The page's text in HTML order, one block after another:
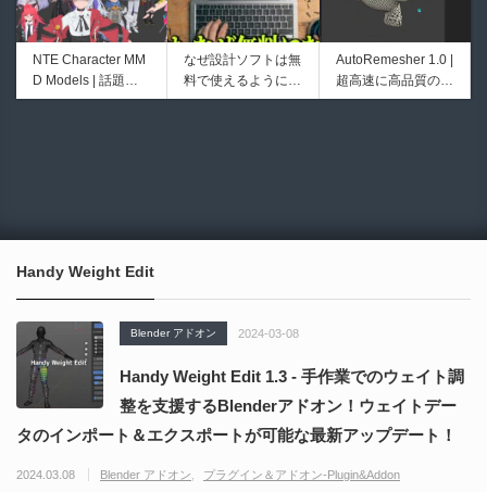
程よいポリ数＆トポ
ロジーにも注目！
物学的Blenderマテ
リアルアセットアド
オン！無料お試し版
もあるよ！
Unityエフェクトレ
シピブック パーツ
を組み合わせて作れ
Directive Utilities |
ブループリントライ
ブラリやエディタス
NTE Character MM
D Models | 話題の
ゲーム『NTE（Nev
なぜ設計ソフトは無
料で使えるようにな
ったのか──3D-CA
AutoRemesher 1.0 |
超高速に高品質のク
ワッドポリゴンでリ
能な伸縮式ライトセ
ーバーの開発メイキ
nderのドキュメン
er向けAIエージェン
CGMatter
Handy Weight Edit
Blender アドオン 2024-03-08
Handy Weight Edit 1.3 - 手作業でのウェイト調
整を支援するBlenderアドオン！ウェイトデー
タのインポート＆エクスポートが可能な最新アップデート！
2024.03.08 Blender アドオン プラグイン＆アドオン-Plugin&Addon